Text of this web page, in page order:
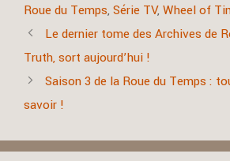
Roue du Temps, Série TV, Wheel of
Le dernier tome des Archives de
Truth, sort aujourd’hui !
Saison 3 de la Roue du Temps :
savoir !